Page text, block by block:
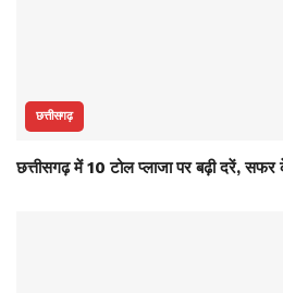
छत्तीसगढ़
छत्तीसगढ़ में 10 टोल प्लाजा पर बढ़ी दरें, सफर